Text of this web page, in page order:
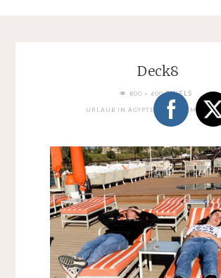
Deck8
FULL800 × 600PIXELS
URLAUB IN ÄGYPTEN: AUF DEM SCHIFF